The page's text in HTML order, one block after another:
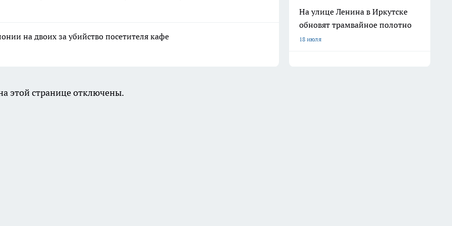
на двоих за убийство посетителя кафе
На улице Ленина в Иркутске
обновят трамвайное полотно
18 июля
этой странице отключены.